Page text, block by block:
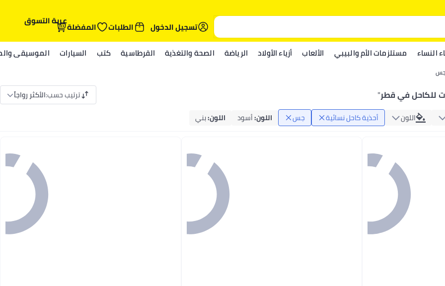
تسجيل الدخول
الطلبات المفضلةعربة التسوق
النساء مستلزمات الأم والبيبي الألعاب أزياء الأولاد الرياضة الصحة والتغذية القرطاسية كتب السيارات الموسيقى
جس
للكاحل في قطر" ترتيب حسب:الأكثر رواجاً
اللون أحذية كاحل نسائية جس اللون:أسود اللون:بني